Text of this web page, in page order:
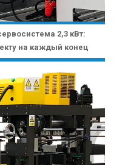
2,3 кВт:
на каждый конец